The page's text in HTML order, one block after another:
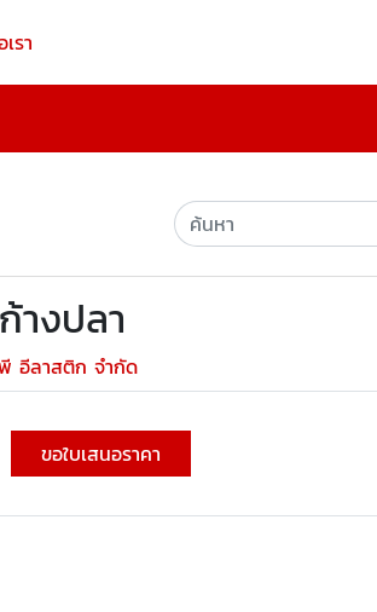
รา
างปลา
อีลาสติก จำกัด
ขอใบเสนอราคา